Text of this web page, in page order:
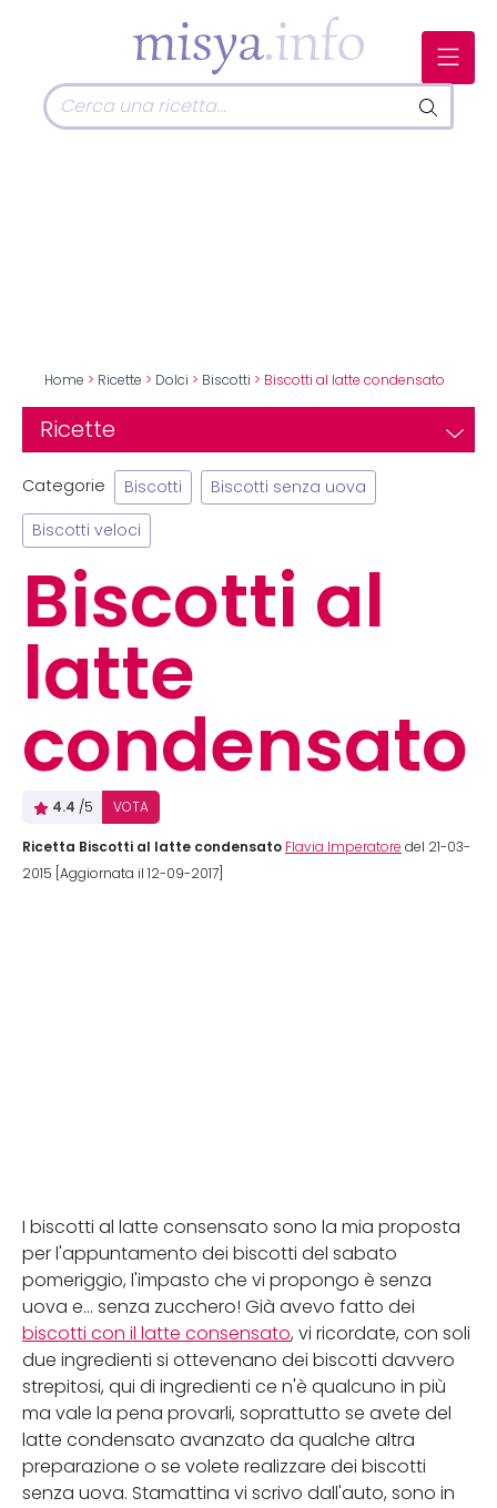
Home > Ricette > Dolci > Biscotti > Biscotti al latte condensato
Ricette
Categorie Biscotti Biscotti senza uova
Biscotti veloci
Biscotti al
latte
condensato
4.4 /5 VOTA
Ricetta Biscotti al latte condensato Flavia Imperatore del 21-03-
2015 [Aggiornata il 12-09-2017]
I biscotti al latte consensato sono la mia proposta
per l'appuntamento dei biscotti del sabato
pomeriggio, l'impasto che vi propongo è senza
uova e... senza zucchero! Già avevo fatto dei
biscotti con il latte consensato, vi ricordate, con soli
due ingredienti si ottevenano dei biscotti davvero
strepitosi, qui di ingredienti ce n'è qualcuno in più
ma vale la pena provarli, soprattutto se avete del
latte condensato avanzato da qualche altra
preparazione o se volete realizzare dei biscotti
senza uova. Stamattina vi scrivo dall'auto, sono in